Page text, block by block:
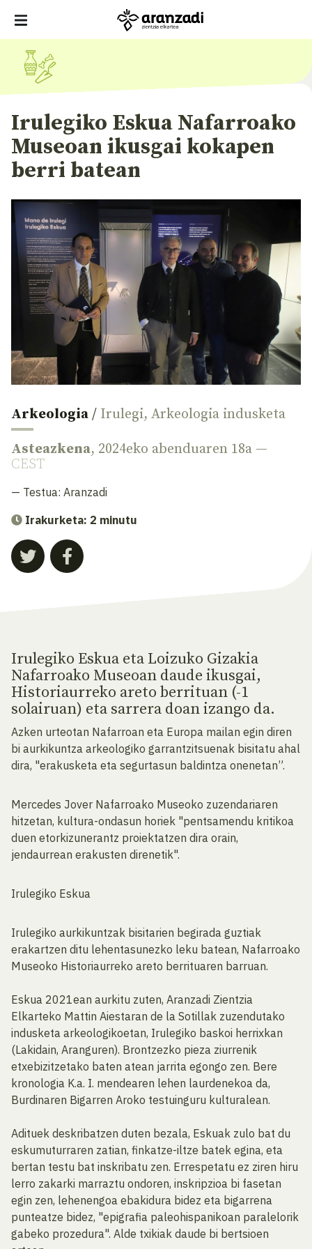
Irulegiko Eskua Nafarroako
Museoan ikusgai kokapen
berri batean
Arkeologia / Irulegi, Arkeologia indusketa
Asteazkena, 2024eko abenduaren 18a —
CEST
— Testua: Aranzadi
Irakurketa: 2 minutu
Irulegiko Eskua eta Loizuko Gizakia
Nafarroako Museoan daude ikusgai,
Historiaurreko areto berrituan (-1
solairuan) eta sarrera doan izango da.
Azken urteotan Nafarroan eta Europa mailan egin diren
bi aurkikuntza arkeologiko garrantzitsuenak bisitatu ahal
dira, "erakusketa eta segurtasun baldintza onenetan”.
Mercedes Jover Nafarroako Museoko zuzendariaren
hitzetan, kultura-ondasun horiek "pentsamendu kritikoa
duen etorkizunerantz proiektatzen dira orain,
jendaurrean erakusten direnetik".
Irulegiko Eskua
Irulegiko aurkikuntzak bisitarien begirada guztiak
erakartzen ditu lehentasunezko leku batean, Nafarroako
Museoko Historiaurreko areto berrituaren barruan.
Eskua 2021ean aurkitu zuten, Aranzadi Zientzia
Elkarteko Mattin Aiestaran de la Sotillak zuzendutako
indusketa arkeologikoetan, Irulegiko baskoi herrixkan
(Lakidain, Aranguren). Brontzezko pieza ziurrenik
etxebizitzetako baten atean jarrita egongo zen. Bere
kronologia K.a. I. mendearen lehen laurdenekoa da,
Burdinaren Bigarren Aroko testuinguru kulturalean.
Adituek deskribatzen duten bezala, Eskuak zulo bat du
eskumuturraren zatian, finkatze-iltze batek egina, eta
bertan testu bat inskribatu zen. Errespetatu ez ziren hiru
lerro zakarki marraztu ondoren, inskripzioa bi fasetan
egin zen, lehenengoa ebakidura bidez eta bigarrena
punteatze bidez, "epigrafia paleohispanikoan paralelorik
gabeko prozedura". Alde txikiak daude bi bertsioen